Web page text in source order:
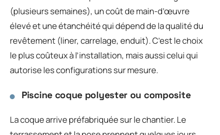
(plusieurs semaines), un coût de main-d’œuvre
élevé et une étanchéité qui dépend de la qualité du
revêtement (liner, carrelage, enduit). C’est le choix
le plus coûteux à l’installation, mais aussi celui qui
autorise les configurations sur mesure.
Piscine coque polyester ou composite
La coque arrive préfabriquée sur le chantier. Le